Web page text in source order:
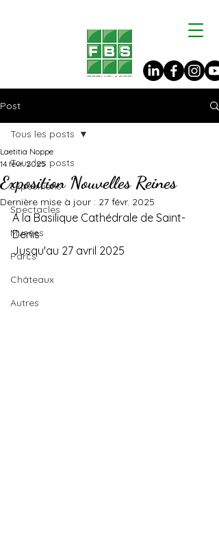
Post
Tous les posts
Expositions
Spectacles
Musées
Parcs
Châteaux
Autres
Tous les posts
Exposition Nouvelles Reines
Laetitia Noppe
14 févr. 2025
Dernière mise à jour : 27 févr. 2025
A la Basilique Cathédrale de Saint-
Denis
Jusqu'au 27 avril 2025